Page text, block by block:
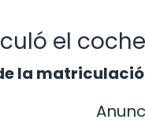
el
la